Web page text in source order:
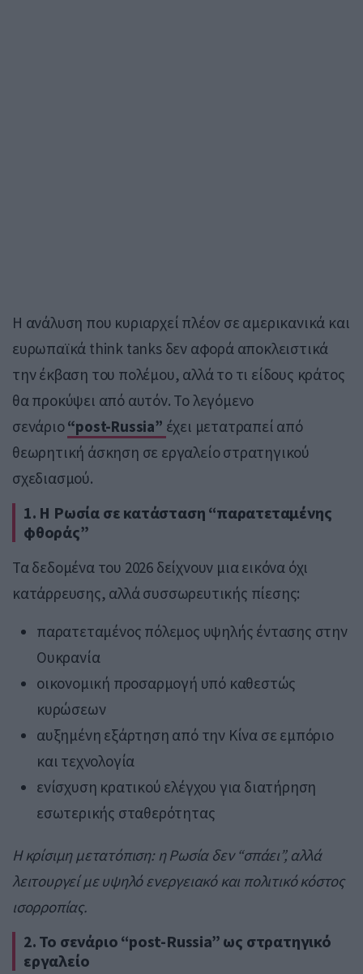
Η ανάλυση που κυριαρχεί πλέον σε αμερικανικά και
ευρωπαϊκά think tanks δεν αφορά αποκλειστικά
την έκβαση του πολέμου, αλλά το τι είδους κράτος
θα προκύψει από αυτόν. Το λεγόμενο
σενάριο“post-Russia” έχει μετατραπεί από
θεωρητική άσκηση σε εργαλείο στρατηγικού
σχεδιασμού.
1. Η Ρωσία σε κατάσταση “παρατεταμένης
φθοράς”
Τα δεδομένα του 2026 δείχνουν μια εικόνα όχι
κατάρρευσης, αλλά συσσωρευτικής πίεσης:
παρατεταμένος πόλεμος υψηλής έντασης στην
Ουκρανία
οικονομική προσαρμογή υπό καθεστώς
κυρώσεων
αυξημένη εξάρτηση από την Κίνα σε εμπόριο
και τεχνολογία
ενίσχυση κρατικού ελέγχου για διατήρηση
εσωτερικής σταθερότητας
Η κρίσιμη μετατόπιση: η Ρωσία δεν “σπάει”, αλλά
λειτουργεί με υψηλό ενεργειακό και πολιτικό κόστος
ισορροπίας.
2. Το σενάριο “post-Russia” ως στρατηγικό
εργαλείο